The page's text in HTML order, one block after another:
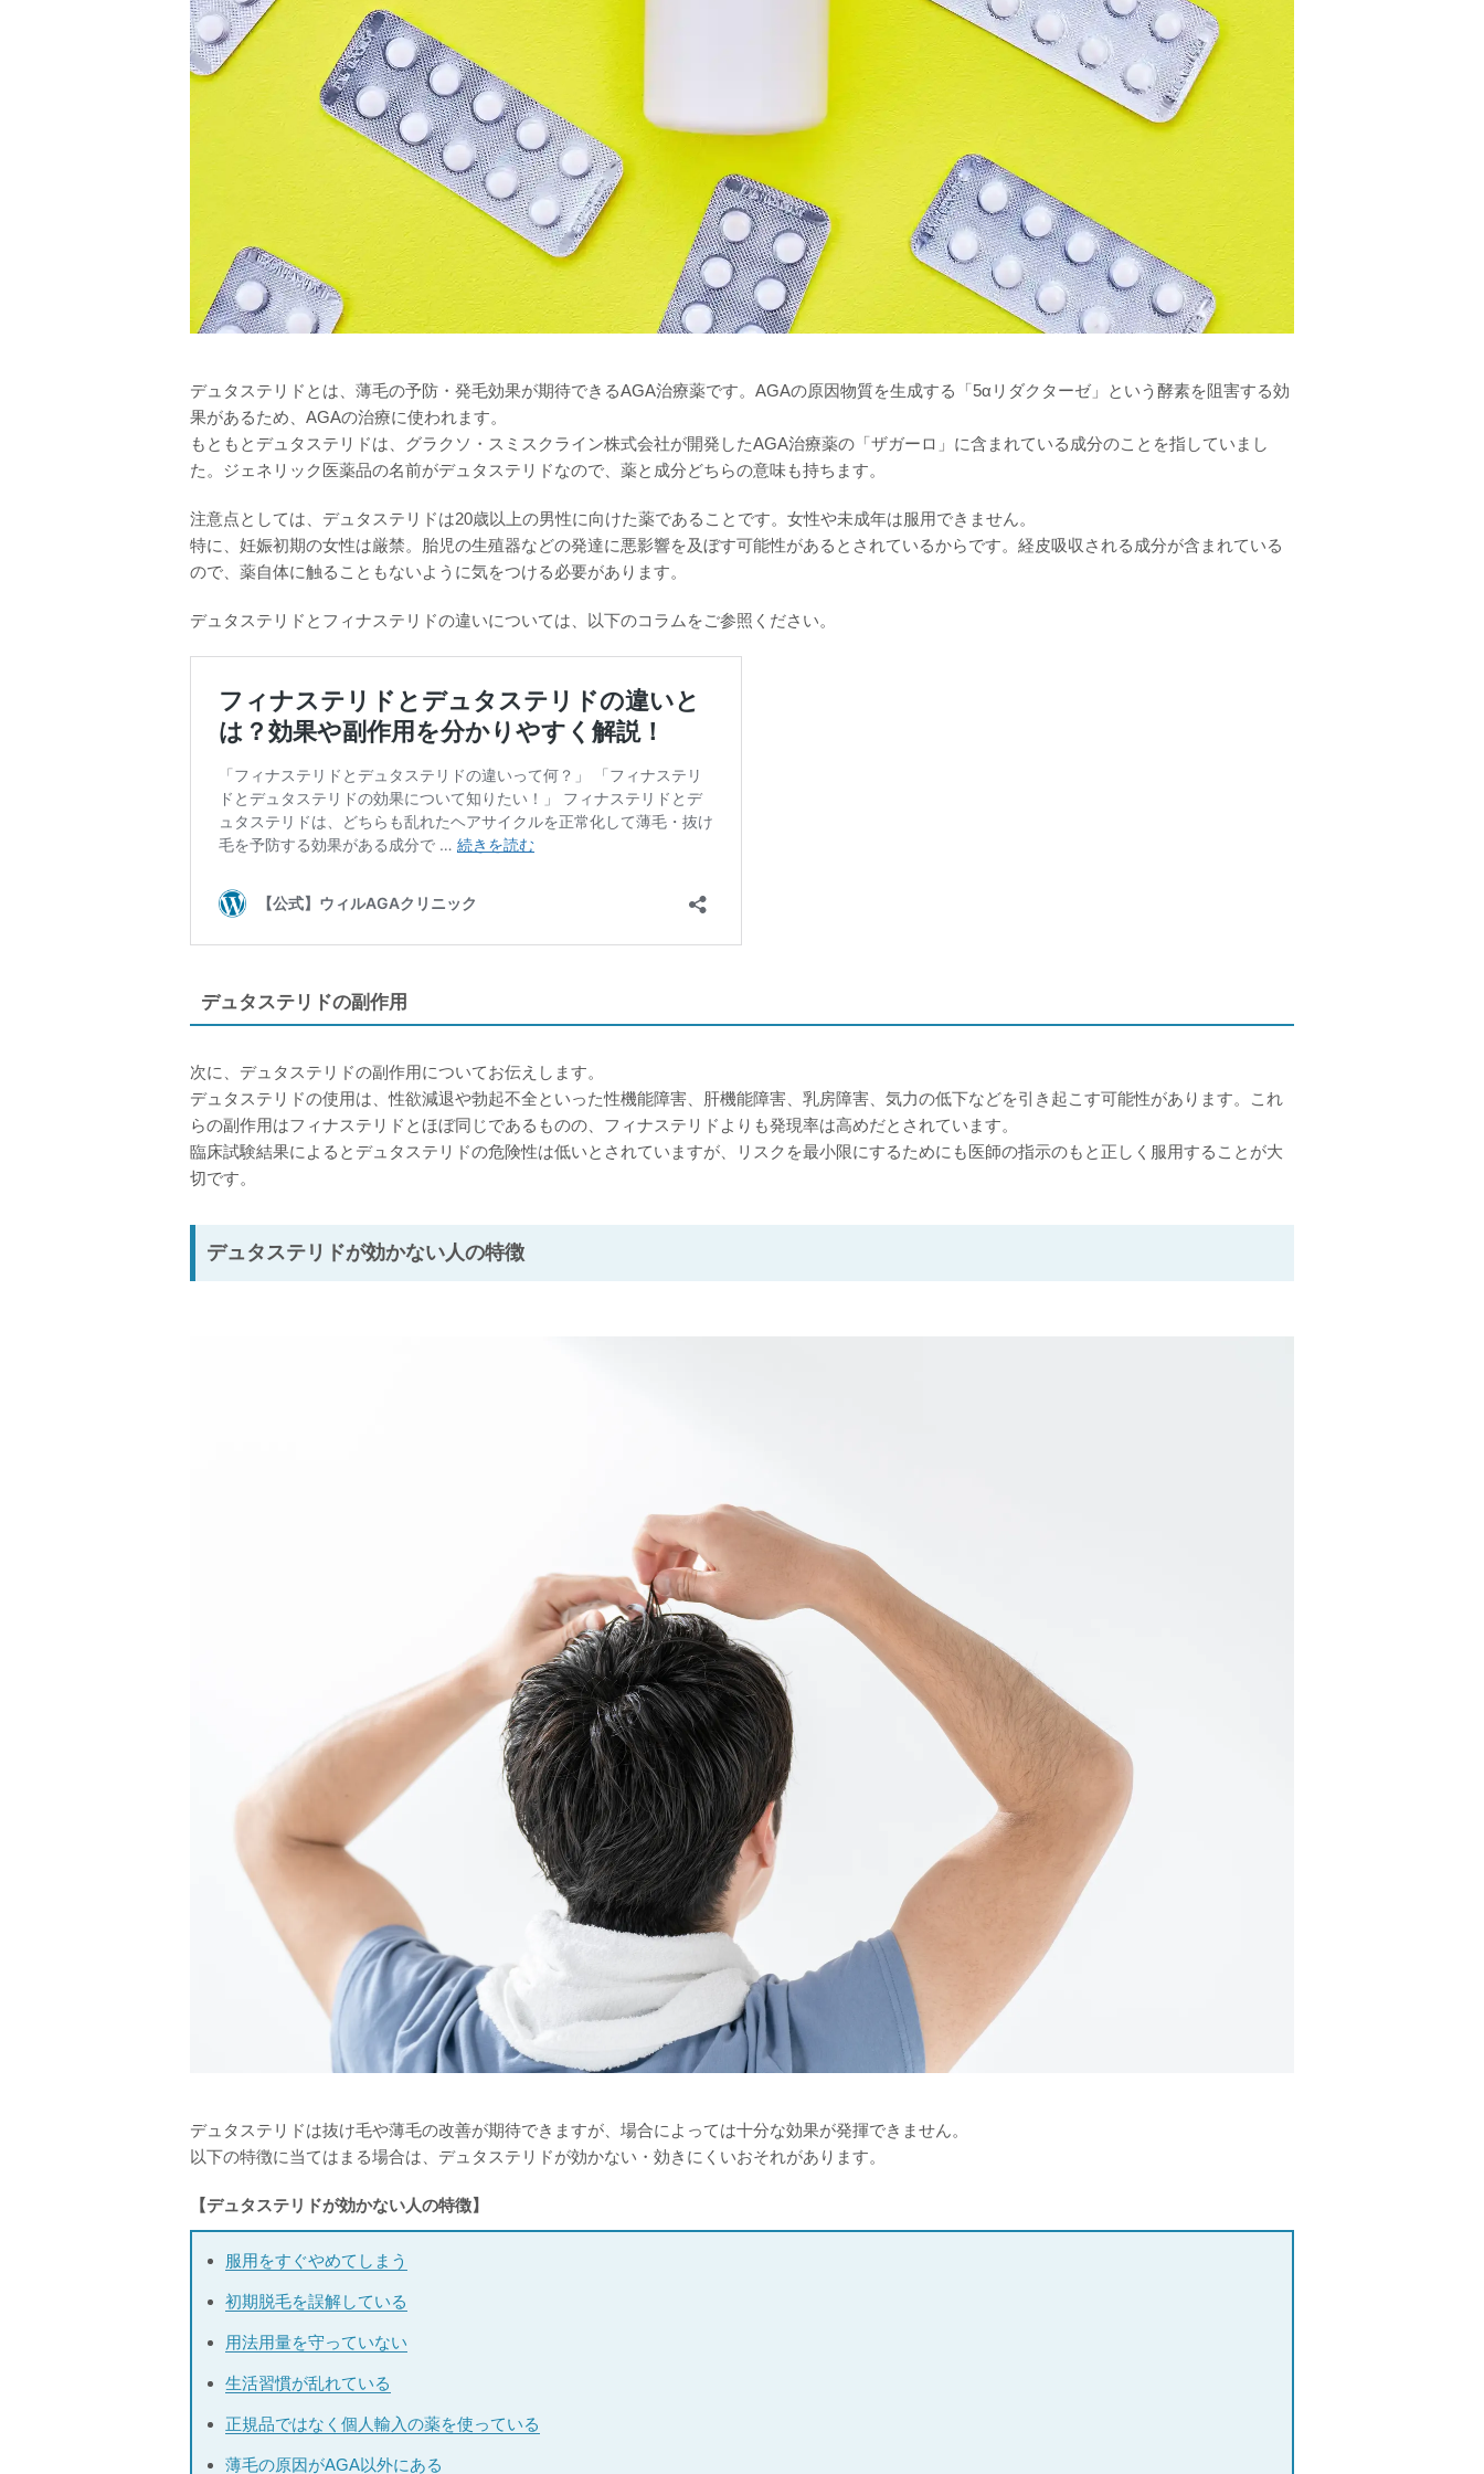
デュタステリドとは、薄毛の予防・発毛効果が期待できるAGA治療薬です。AGAの原因物質を生成する「5αリダクターゼ」という酵素を阻害する効
果があるため、AGAの治療に使われます。
もともとデュタステリドは、グラクソ・スミスクライン株式会社が開発したAGA治療薬の「ザガーロ」に含まれている成分のことを指していまし
た。ジェネリック医薬品の名前がデュタステリドなので、薬と成分どちらの意味も持ちます。
注意点としては、デュタステリドは20歳以上の男性に向けた薬であることです。女性や未成年は服用できません。
特に、妊娠初期の女性は厳禁。胎児の生殖器などの発達に悪影響を及ぼす可能性があるとされているからです。経皮吸収される成分が含まれている
ので、薬自体に触ることもないように気をつける必要があります。
デュタステリドとフィナステリドの違いについては、以下のコラムをご参照ください。
デュタステリドの副作用
次に、デュタステリドの副作用についてお伝えします。
デュタステリドの使用は、性欲減退や勃起不全といった性機能障害、肝機能障害、乳房障害、気力の低下などを引き起こす可能性があります。これ
らの副作用はフィナステリドとほぼ同じであるものの、フィナステリドよりも発現率は高めだとされています。
臨床試験結果によるとデュタステリドの危険性は低いとされていますが、リスクを最小限にするためにも医師の指示のもと正しく服用することが大
切です。
デュタステリドが効かない人の特徴
デュタステリドは抜け毛や薄毛の改善が期待できますが、場合によっては十分な効果が発揮できません。
以下の特徴に当てはまる場合は、デュタステリドが効かない・効きにくいおそれがあります。
【デュタステリドが効かない人の特徴】
服用をすぐやめてしまう
初期脱毛を誤解している
用法用量を守っていない
生活習慣が乱れている
正規品ではなく個人輸入の薬を使っている
薄毛の原因がAGA以外にある